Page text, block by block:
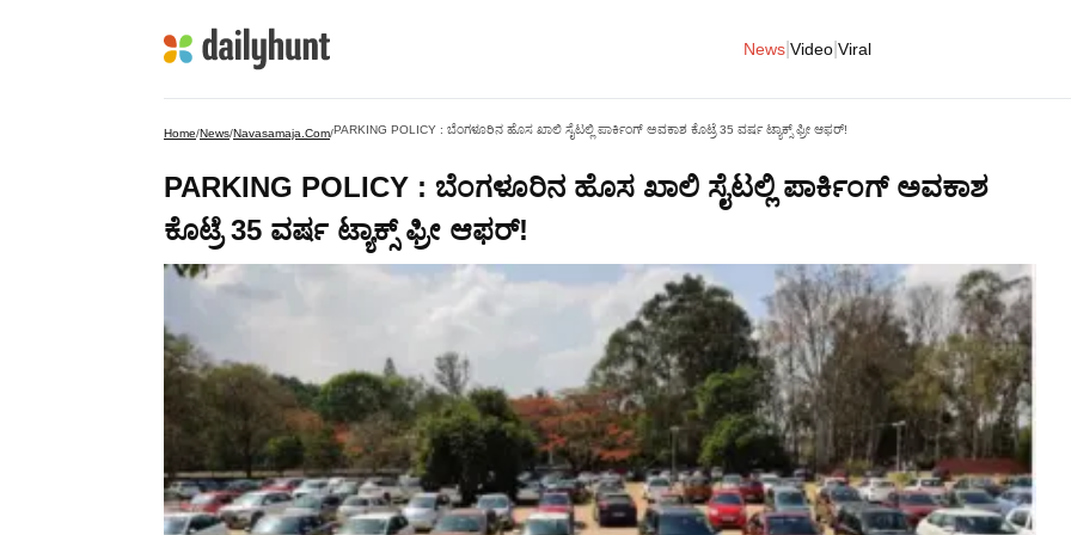
News Video Viral
Home/News/Navasamaja.com/PARKING POLICY : ಬೆಂಗಳೂರಿನ ಹೊಸ ಖಾಲಿ ಸೈಟಲ್ಲಿ ಪಾರ್ಕಿಂಗ್‌ ಅವಕಾಶ ಕೊಟ್ರೆ 35 ವರ್ಷ ಟ್ಯಾಕ್ಸ್ ಫ್ರೀ ಆಫರ್!
PARKING POLICY : ಬೆಂಗಳೂರಿನ ಹೊಸ ಖಾಲಿ ಸೈಟಲ್ಲಿ ಪಾರ್ಕಿಂಗ್‌ ಅವಕಾಶ
ಕೊಟ್ರೆ 35 ವರ್ಷ ಟ್ಯಾಕ್ಸ್ ಫ್ರೀ ಆಫರ್!